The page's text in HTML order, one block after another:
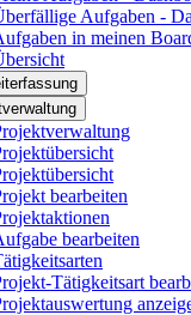
Aufgaben -
in meinen
bearbeiten
bearbeiten
Tätigkeitsart